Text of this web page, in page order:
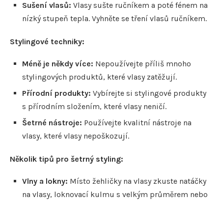
Sušení vlasů: Vlasy sušte ručníkem a poté fénem na
nízký stupeň tepla. Vyhněte se tření vlasů ručníkem.
Stylingové techniky:
Méně je někdy více: Nepoužívejte příliš mnoho
stylingových produktů, které vlasy zatěžují.
Přírodní produkty: Vybírejte si stylingové produkty
s přírodním složením, které vlasy neničí.
Šetrné nástroje: Používejte kvalitní nástroje na
vlasy, které vlasy nepoškozují.
Několik tipů pro šetrný styling:
Vlny a lokny: Místo žehličky na vlasy zkuste natáčky
na vlasy, loknovací kulmu s velkým průměrem nebo